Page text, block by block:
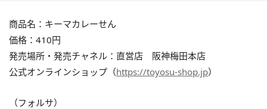
商品名：キーマカレーせん
価格：410円
発売場所・発売チャネル：直営店 阪神梅田本店
公式オンラインショップ（https://toyosu-shop.jp）
（フォルサ）